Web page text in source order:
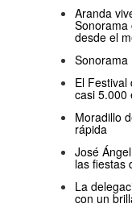
Aranda
Sonorama
desde el
Sonorama
El
casi 5.000
Moradillo
rápida
José
las fiestas
La
con un